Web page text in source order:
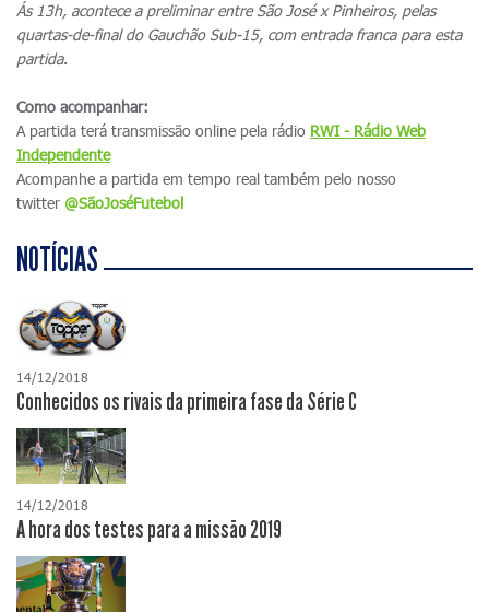
Ás 13h, acontece a preliminar entre São José x Pinheiros, pelas
quartas-de-final do Gauchão Sub-15, com entrada franca para esta
partida.
Como acompanhar:
A partida terá transmissão online pela rádio RWI - Rádio Web
Independente
Acompanhe a partida em tempo real também pelo nosso
twitter @SãoJoséFutebol
NOTÍCIAS
14/12/2018
Conhecidos os rivais da primeira fase da Série C
14/12/2018
A hora dos testes para a missão 2019